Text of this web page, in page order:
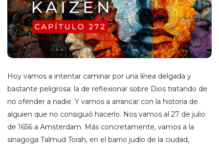
Hoy vamos a intentar caminar por una línea delgada y
bastante peligrosa: la de reflexionar sobre Dios tratando de
no ofender a nadie. Y vamos a arrancar con la historia de
alguien que no consiguió hacerlo. Nos vamos al 27 de julio
de 1656 a Amsterdam. Más concretamente, vamos a la
sinagoga Talmud Torah, en el barrio judío de la ciudad,